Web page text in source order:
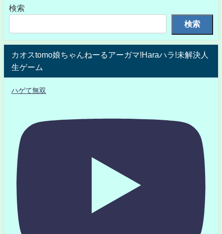
検索
検索
カオスtomo娘ちゃんねーるアーガマ!Haraハラ!未解決人
生ゲーム
ハゲて無双